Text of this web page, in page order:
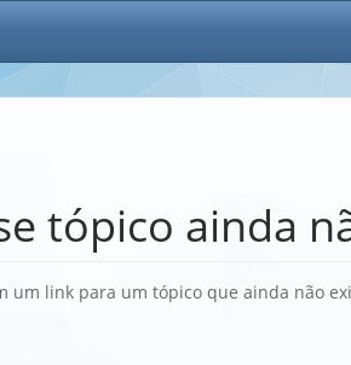
tópico ainda
um link para um tópico que ainda não